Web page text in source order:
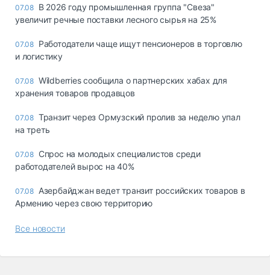
07.08 В 2026 году промышленная группа "Свеза"
увеличит речные поставки лесного сырья на 25%
07.08 Работодатели чаще ищут пенсионеров в торговлю
и логистику
07.08 Wildberries сообщила о партнерских хабах для
хранения товаров продавцов
07.08 Транзит через Ормузский пролив за неделю упал
на треть
07.08 Спрос на молодых специалистов среди
работодателей вырос на 40%
07.08 Азербайджан ведет транзит российских товаров в
Армению через свою территорию
Все новости